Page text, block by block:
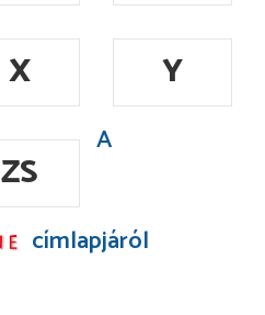
X
Y
ZS
A
címlapjáról